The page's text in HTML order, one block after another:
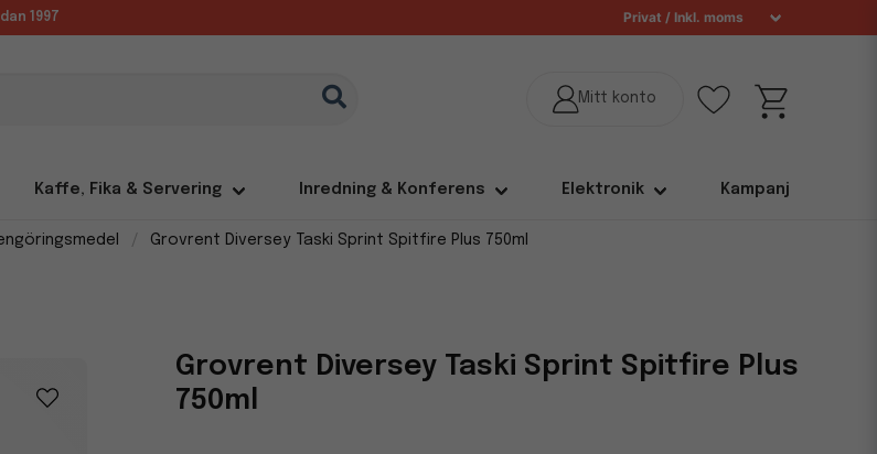
1997
Kaffe, Fika & Servering Inredning & Konferens Elektronik Kampanj
Grovrent Diversey Taski Sprint Spitfire Plus 750ml
Grovrent Diversey Taski Sprint Spitfire Plus
750ml